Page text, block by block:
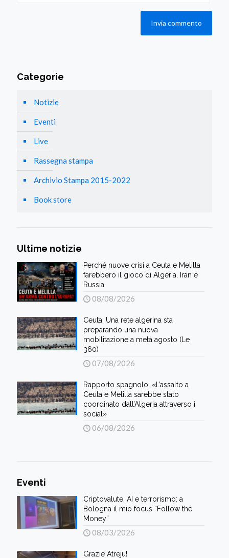
Categorie
Notizie
Eventi
Live
Rassegna stampa
Archivio Stampa 2015-2022
Book store
Ultime notizie
Perché nuove crisi a Ceuta e Melilla
farebbero il gioco di Algeria, Iran e
Russia
08/08/2026
Ceuta: Una rete algerina sta
preparando una nuova
mobilitazione a metà agosto (Le
360)
07/08/2026
Rapporto spagnolo: «L’assalto a
Ceuta e Melilla sarebbe stato
coordinato dall’Algeria attraverso i
social»
06/08/2026
Eventi
Criptovalute, AI e terrorismo: a
Bologna il mio focus “Follow the
Money”
08/03/2026
Grazie Atreju!